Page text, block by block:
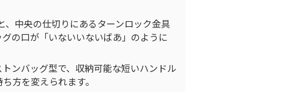
、中央の仕切りにあるターンロック金具
の口が「いないいないばあ」のように
ンバッグ型で、収納可能な短いハンドル
方を変えられます。